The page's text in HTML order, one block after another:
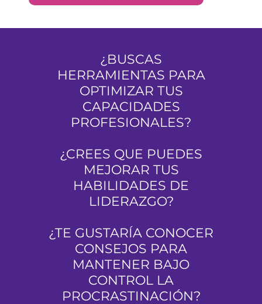
¿BUSCAS
HERRAMIENTAS PARA
OPTIMIZAR TUS
CAPACIDADES
PROFESIONALES?
¿CREES QUE PUEDES
MEJORAR TUS
HABILIDADES DE
LIDERAZGO?
¿TE GUSTARÍA CONOCER
CONSEJOS PARA
MANTENER BAJO
CONTROL LA
PROCRASTINACIÓN?